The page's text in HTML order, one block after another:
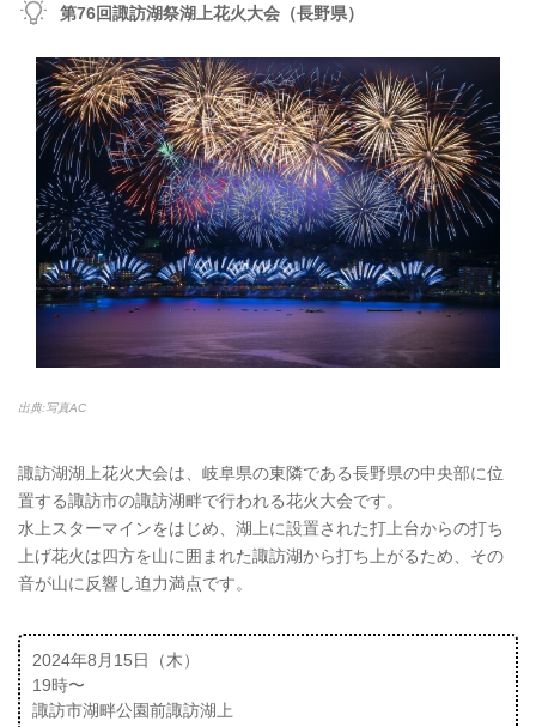
第76回諏訪湖祭湖上花火大会（長野県）
出典:写真AC
諏訪湖湖上花火大会は、岐阜県の東隣である長野県の中央部に位
置する諏訪市の諏訪湖畔で行われる花火大会です。
水上スターマインをはじめ、湖上に設置された打上台からの打ち
上げ花火は四方を山に囲まれた諏訪湖から打ち上がるため、その
音が山に反響し迫力満点です。
2024年8月15日（木）
19時〜
諏訪市湖畔公園前諏訪湖上